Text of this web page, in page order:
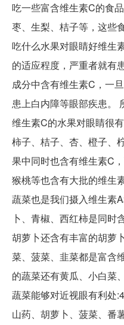
吃一些富含维生素C的食
枣、生梨、桔子等，这些
吃什么水果对眼睛好维生
的适应程度，严重者就有
成分中含有维生素C，一
患上白内障等眼部疾患。
维生素C的水果对眼睛很
柿子、桔子、杏、橙子、
果中同时也含有维生素C
猴桃等也含有大批的维生
蔬菜也是我们摄入维生素
卜、青椒、西红柿是同时
胡萝卜还含有丰富的胡萝
菜、菠菜、韭菜都是富含
的蔬菜还有黄瓜、小白菜
蔬菜能够对近视眼有利处
山药、胡萝卜、菠菜、番